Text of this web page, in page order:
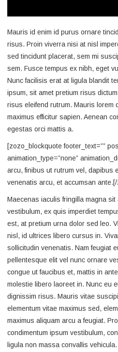
Mauris id enim id purus ornare
risus. Proin viverra nisi at nisl
sed tincidunt placerat, sem mi
sem. Fusce tempus ex nibh, eget
Nunc facilisis erat at ligula blandit
ipsum, sit amet pretium risus
risus eleifend rutrum. Mauris lorem
maximus efficitur sapien. Aenean
egestas orci mattis a.
[zozo_blockquote footer_text=””
animation_type=”none”
arcu, finibus ut rutrum vel, dapibus
venenatis arcu, et accumsan
Maecenas iaculis fringilla magna sit
vestibulum, ex quis imperdiet
est, at pretium urna dolor sed leo.
nisl, id ultrices libero cursus in.
sollicitudin venenatis. Nam feugiat
pellentesque elit vel nunc ornare
congue ut faucibus et, mattis in
molestie libero laoreet in. Nunc eu
dignissim risus. Mauris vitae
elementum vitae maximus sed,
maximus aliquam arcu a feugiat.
condimentum ipsum vestibulum,
ligula non massa convallis